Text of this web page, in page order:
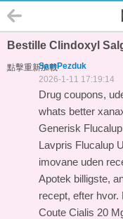
Bestille Clindoxyl
點擊重新加載SamPezduk
2026-1-11 17:19:14
Drug coupons,
whats better
Generisk
Lavpris Flucalup
imovane uden
Apotek billigste,
recept, efter
Coute Cialis 20